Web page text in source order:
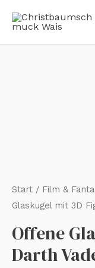
Inhalt
Start / Film &
Glaskugel mit 3D
Offene
Darth
Menge